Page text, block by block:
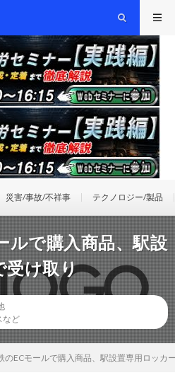
災害/事故/不祥事 テクノロジー/製品
ルで購入商品、駅設
受け取り
など
のECモールで購入商品、駅設置専用ロッカ